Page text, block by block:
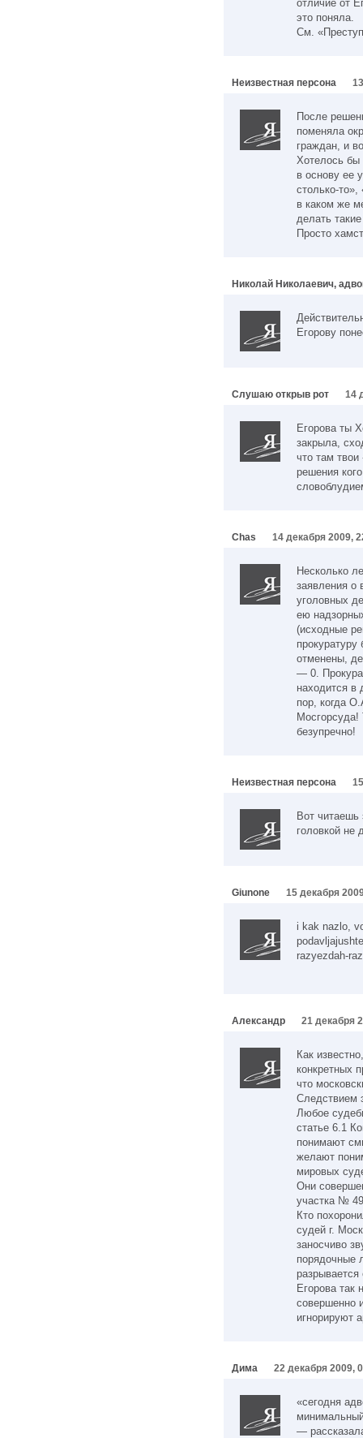
отличие от
это поняла.
См.
Неизвестная персона
После
поменяла
граждан, и
Хотелось бы
в основу ее
столько-
в каком же
делать
Просто
Николай Николаевич,
Егорову
Слушаю открыв рот 14
Егорова ты
закрыла,
что там
решения
Chas 14 декабря 2009,
Несколько
заявления о
уголовных
ею
(исходные
отменены,
— 0.
находится в
пор, когда
Мосгорсуда!
безупречно!
Неизвестная персона
Вот читаешь
головкой не
Giunone 15 декабря
i kak nazlo,
razyezdah-
Александр 21 декабря
Как
конкретных
что
Следствием
Любое
статье 6.1
понимают
желают
мировых
Они
участка №
Кто
судей г.
заносчиво
порядочные
Егорова так
совершенно
игнорируют
Дима 22 декабря 2009,
«сегодня
—